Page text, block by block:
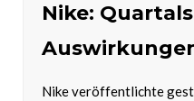
Nike:
Nike veröffentlichte